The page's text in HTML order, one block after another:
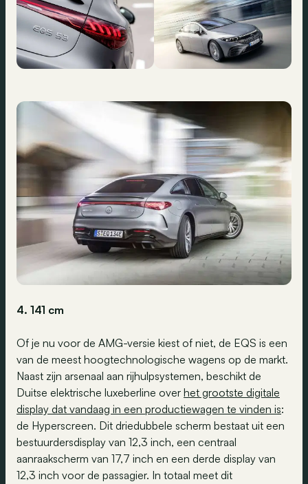
4. 141 cm
Of je nu voor de AMG-versie kiest of niet, de EQS is een
van de meest hoogtechnologische wagens op de markt.
Naast zijn arsenaal aan rijhulpsystemen, beschikt de
Duitse elektrische luxeberline over het grootste digitale
display dat vandaag in een productiewagen te vinden is:
de Hyperscreen. Dit driedubbele scherm bestaat uit een
bestuurdersdisplay van 12,3 inch, een centraal
aanraakscherm van 17,7 inch en een derde display van
12,3 inch voor de passagier. In totaal meet dit